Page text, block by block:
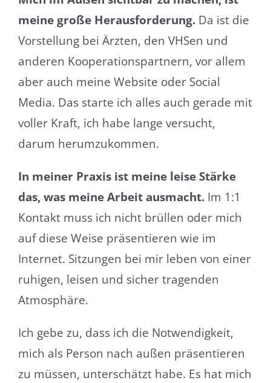
meine große Herausforderung.Da ist die
Vorstellung bei Ärzten, den VHSen und
anderen Kooperationspartnern, vor allem
aber auch meine Website oder Social
Media. Das starte ich alles auch gerade mit
voller Kraft, ich habe lange versucht,
darum herumzukommen.
In meiner Praxis ist meine leise Stärke
das, was meine Arbeit ausmacht.Im 1:1
Kontakt muss ich nicht brüllen oder mich
auf diese Weise präsentieren wie im
Internet. Sitzungen bei mir leben von einer
ruhigen, leisen und sicher tragenden
Atmosphäre.
Ich gebe zu, dass ich die Notwendigkeit,
mich als Person nach außen präsentieren
zu müssen, unterschätzt habe. Es hat mich